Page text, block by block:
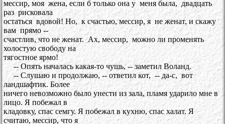
мессир, моя жена, если б только она у меня была, двадцать
раз рисковала
остаться вдовой! Но, к счастью, мессир, я не женат, и скажу
вам прямо --
счастлив, что не женат. Ах, мессир, можно ли променять
холостую свободу на
тягостное ярмо!
-- Опять началась какая-то чушь, -- заметил Воланд.
-- Слушаю и продолжаю, -- ответил кот, -- да-с, вот
ландшафтик. Более
ничего невозможно было унести из зала, пламя ударило мне в
лицо. Я побежал в
кладовку, спас семгу. Я побежал в кухню, спас халат. Я
считаю, мессир, что я